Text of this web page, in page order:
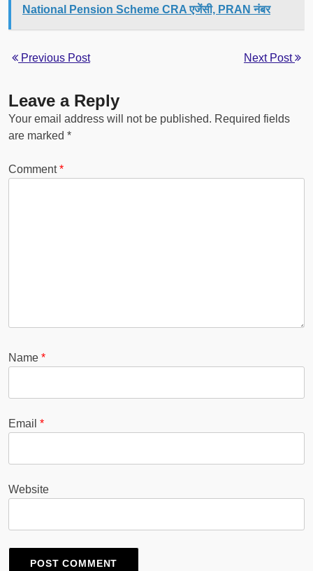
National Pension Scheme CRA एजेंसी, PRAN नंबर
Previous Post Next Post
Leave a Reply
Your email address will not be published. Required fields
are marked *
Comment*
Name *
Email *
Website